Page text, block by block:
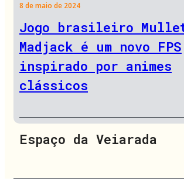
8 de maio de 2024
Jogo brasileiro
Madjack é um novo FPS
inspirado por animes
clássicos
Espaço da Veiarada